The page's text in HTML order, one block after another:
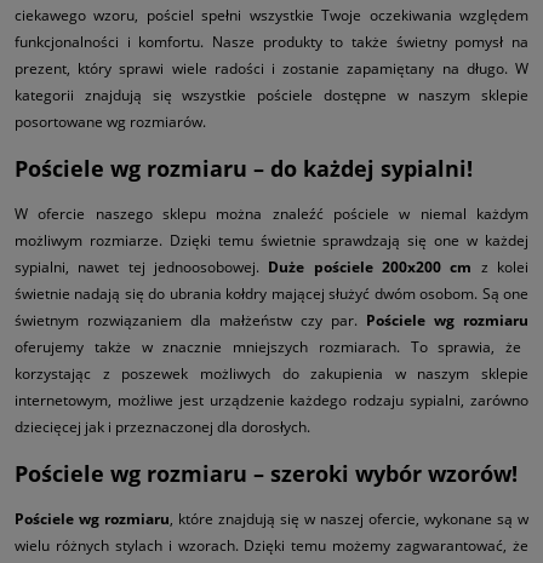
ciekawego wzoru, pościel spełni wszystkie Twoje oczekiwania względem
funkcjonalności i komfortu. Nasze produkty to także świetny pomysł na
prezent, który sprawi wiele radości i zostanie zapamiętany na długo. W
kategorii znajdują się wszystkie pościele dostępne w naszym sklepie
posortowane wg rozmiarów.
Pościele wg rozmiaru – do każdej sypialni!
W ofercie naszego sklepu można znaleźć pościele w niemal każdym
możliwym rozmiarze. Dzięki temu świetnie sprawdzają się one w każdej
sypialni, nawet tej jednoosobowej. Duże pościele 200x200 cm z kolei
świetnie nadają się do ubrania kołdry mającej służyć dwóm osobom. Są one
świetnym rozwiązaniem dla małżeństw czy par. Pościele wg rozmiaru
oferujemy także w znacznie mniejszych rozmiarach. To sprawia, że
korzystając z poszewek możliwych do zakupienia w naszym sklepie
internetowym, możliwe jest urządzenie każdego rodzaju sypialni, zarówno
dziecięcej jak i przeznaczonej dla dorosłych.
Pościele wg rozmiaru – szeroki wybór wzorów!
Pościele wg rozmiaru, które znajdują się w naszej ofercie, wykonane są w
wielu różnych stylach i wzorach. Dzięki temu możemy zagwarantować, że